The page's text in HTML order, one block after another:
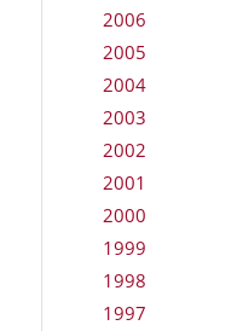
2006
2005
2004
2003
2002
2001
2000
1999
1998
1997